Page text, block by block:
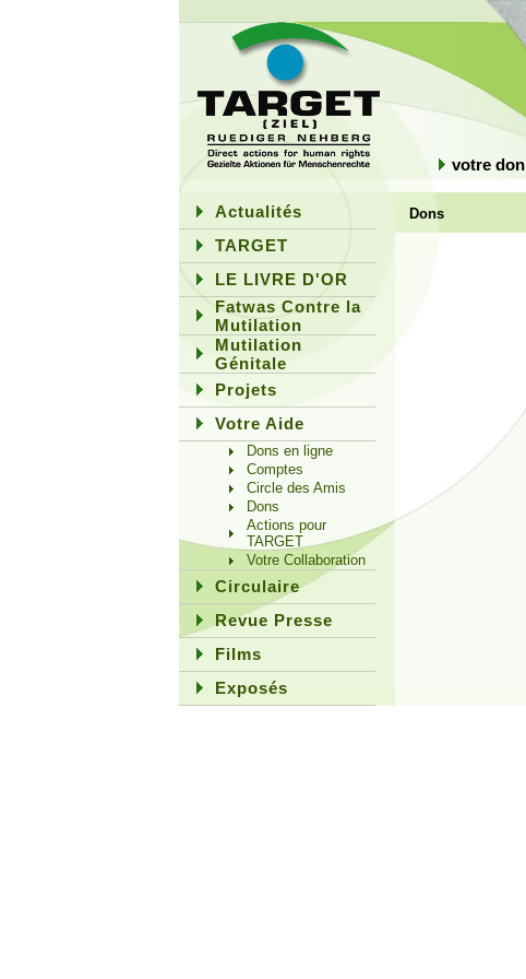
votre don
Actualités
TARGET
LE LIVRE D'OR
Fatwas Contre la
Mutilation
Mutilation
Génitale
Projets
Votre Aide
Dons en ligne
Comptes
Circle des Amis
Dons
Actions pour
TARGET
Votre Collaboration
Circulaire
Revue Presse
Films
Exposés
Dons